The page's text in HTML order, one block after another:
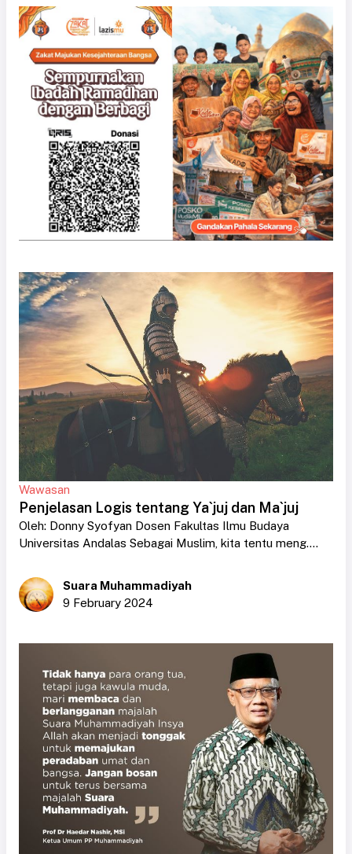
Wawasan
Penjelasan Logis tentang Ya`juj dan Ma`juj
Oleh: Donny Syofyan Dosen Fakultas Ilmu Budaya
Universitas Andalas Sebagai Muslim, kita tentu meng....
Suara Muhammadiyah
9 February 2024